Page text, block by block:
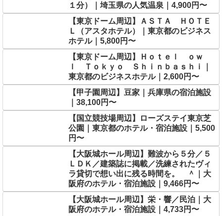
１分）｜埼玉県の人気温泉｜4,900円〜
【東京ドーム周辺】ＡＳＴＡ ＨＯＴＥ
Ｌ（アスタホテル）｜東京都のビジネス
ホテル｜5,800円〜
【東京ドーム周辺】Ｈｏｔｅｌ ｏｗ
ｌ Ｔｏｋｙｏ Ｓｈｉｎｂａｓｈｉ｜
東京都のビジネスホテル｜2,600円〜
【甲子園周辺】豆家｜兵庫県の宿泊施設
｜38,100円〜
【国立競技場周辺】ローズステイ東京芝
公園｜東京都のホテル・宿泊施設｜5,500
円〜
【大阪城ホール周辺】難波から５分／５
ＬＤＫ／建築誌に掲載／洗練されたヴィ
ラ貸切で想い出に残る時間を。 ＾｜大
阪府のホテル・宿泊施設｜9,466円〜
【大阪城ホール周辺】栄・響／民泊｜大
阪府のホテル・宿泊施設｜4,733円〜